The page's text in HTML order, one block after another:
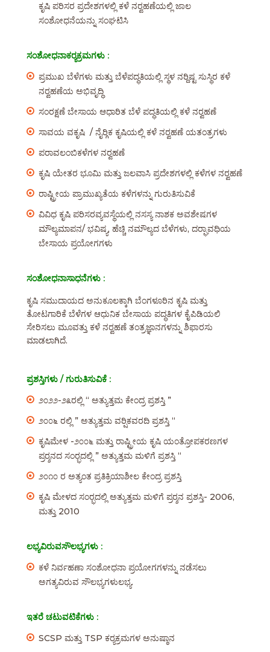
ಕೃಷಿ ಪರಿಸರ ಪ್ರದೇಶಗಳಲ್ಲಿ ಕಳೆ ನರ‍್ವಹಣೆಯಲ್ಲಿ ಜಾಲ
ಸಂಶೋಧನೆಯನ್ನು ಸಂಘಟಿಸಿ
ಸಂಶೋಧನಾಕರ‍್ಯಕ್ರಮಗಳು :
ಪ್ರಮುಖ ಬೆಳೆಗಳು ಮತ್ತು ಬೆಳೆಪದ್ಧತಿಯಲ್ಲಿ ಸ್ಥಳ ನರ‍್ದಿಷ್ಟ ಸುಸ್ಥಿರ ಕಳೆ
ನರ‍್ವಹಣೆಯ ಅಭಿವೃದ್ಧಿ
ಸಂರಕ್ಷಣೆ ಬೇಸಾಯ ಆಧಾರಿತ ಬೆಳೆ ಪದ್ಧತಿಯಲ್ಲಿ ಕಳೆ ನರ‍್ವಹಣೆ
ಸಾವಯ ವಕೃಷಿ / ನೈರ‍್ಗಿಕ ಕೃಷಿಯಲ್ಲಿ ಕಳೆ ನರ‍್ವಹಣೆ ಯತಂತ್ರಗಳು
ಪರಾವಲಂಬಿಕಳೆಗಳ ನರ‍್ವಹಣೆ
ಕೃಷಿ ಯೇತರ ಭೂಮಿ ಮತ್ತು ಜಲವಾಸಿ ಪ್ರದೇಶಗಳಲ್ಲಿ ಕಳೆಗಳ ನರ‍್ವಹಣೆ
ರಾಷ್ಟ್ರೀಯ ಪ್ರಾಮುಖ್ಯತೆಯ ಕಳೆಗಳನ್ನು ಗುರುತಿಸುವಿಕೆ
ವಿವಿಧ ಕೃಷಿ ಪರಿಸರವ್ಯವಸ್ಥೆಯಲ್ಲಿ ನಸಸ್ಯ ನಾಶಕ ಅವಶೇಷಗಳ
ಮೌಲ್ಯಮಾಪನ/ ಭವಿಷ್ಯ, ಹೆಚ್ಚಿ ನಮೌಲ್ಯದ ಬೆಳೆಗಳು, ದರ‍್ಘಾವಧಿಯ
ಬೇಸಾಯ ಪ್ರಯೋಗಗಳು
ಸಂಶೋಧನಾಸಾಧನೆಗಳು :
ಕೃಷಿ ಸಮುದಾಯದ ಅನುಕೂಲಕ್ಕಾಗಿ ಬೆಂಗಳೂರಿನ ಕೃಷಿ ಮತ್ತು
ತೋಟಗಾರಿಕೆ ಬೆಳೆಗಳ ಆಧುನಿಕ ಬೇಸಾಯ ಪದ್ಧತಿಗಳ ಕೈಪಿಡಿಯಲಿ
ಸೇರಿಸಲು ಮೂವತ್ತು ಕಳೆ ನರ‍್ವಹಣೆ ತಂತ್ರಜ್ಞಾನಗಳನ್ನು ಶಿಫಾರಸು
ಮಾಡಲಾಗಿದೆ.
ಪ್ರಶಸ್ತಿಗಳು / ಗುರುತಿಸುವಿಕೆ :
೨೦೨೨-೨೩ರಲ್ಲಿ “ ಅತ್ಯುತ್ತಮ ಕೇಂದ್ರ ಪ್ರಶಸ್ತಿ ”
೨೦೦೬ ರಲ್ಲಿ ” ಅತ್ಯುತ್ತಮ ವರ‍್ಷಿಕವರದಿ ಪ್ರಶಸ್ತಿ “
ಕೃಷಿಮೇಳ -೨೦೦೬ ಮತ್ತು ರಾಷ್ಟ್ರೀಯ ಕೃಷಿ ಯಂತ್ರೋಪಕರಣಗಳ
ಪ್ರರ‍್ಶನದ ಸಂರ‍್ಭದಲ್ಲಿ ” ಅತ್ಯುತ್ತಮ ಮಳಿಗೆ ಪ್ರಶಸ್ತಿ “
೨೦೧೦ ರ ಅತ್ಯಂತ ಪ್ರತಿಕ್ರಿಯಾಶೀಲ ಕೇಂದ್ರ ಪ್ರಶಸ್ತಿ
ಕೃಷಿ ಮೇಳದ ಸಂರ‍್ಭದಲ್ಲಿ ಅತ್ಯುತ್ತಮ ಮಳಿಗೆ ಪ್ರರ‍್ಶನ ಪ್ರಶಸ್ತಿ- 2006,
ಮತ್ತು 2010
ಲಭ್ಯವಿರುವಸೌಲಭ್ಯಗಳು :
ಕಳೆ ನಿರ್ವಹಣಾ ಸಂಶೋಧನಾ ಪ್ರಯೋಗಗಳನ್ನು ನಡೆಸಲು
ಅಗತ್ಯವಿರುವ ಸೌಲಭ್ಯಗಳುಲಭ್ಯ.
ಇತರೆ ಚಟುವಟಿಕೆಗಳು :
SCSP ಮತ್ತು TSP ಕರ‍್ಯಕ್ರಮಗಳ ಅನುಷ್ಠಾನ